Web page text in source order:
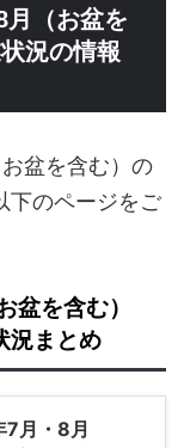
月（お盆を
況の情報
盆を含む）の
下のページをご
盆を含む）
況まとめ
月・8月